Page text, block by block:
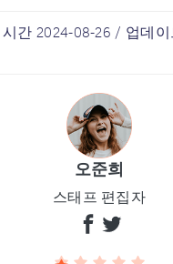
간 2024-08-26 / 업데
오준희
스태프 편집자